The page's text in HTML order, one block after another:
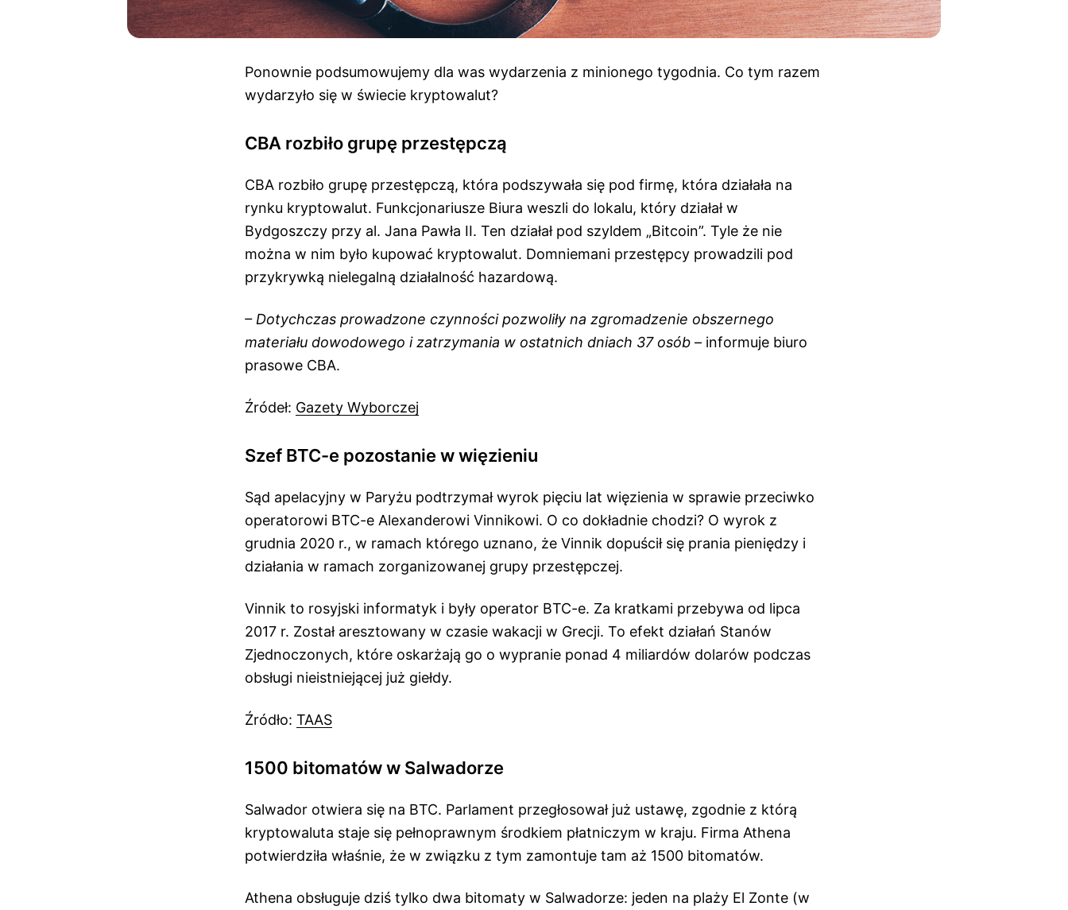
Ponownie podsumowujemy dla was wydarzenia z minionego tygodnia. Co tym razem
wydarzyło się w świecie kryptowalut?
CBA rozbiło grupę przestępczą
CBA rozbiło grupę przestępczą, która podszywała się pod firmę, która działała na
rynku kryptowalut. Funkcjonariusze Biura weszli do lokalu, który działał w
Bydgoszczy przy al. Jana Pawła II. Ten działał pod szyldem „Bitcoin”. Tyle że nie
można w nim było kupować kryptowalut. Domniemani przestępcy prowadzili pod
przykrywką nielegalną działalność hazardową.
– Dotychczas prowadzone czynności pozwoliły na zgromadzenie obszernego
materiału dowodowego i zatrzymania w ostatnich dniach 37 osób – informuje biuro
prasowe CBA.
Źródeł: Gazety Wyborczej
Szef BTC-e pozostanie w więzieniu
Sąd apelacyjny w Paryżu podtrzymał wyrok pięciu lat więzienia w sprawie przeciwko
operatorowi BTC-e Alexanderowi Vinnikowi. O co dokładnie chodzi? O wyrok z
grudnia 2020 r., w ramach którego uznano, że Vinnik dopuścił się prania pieniędzy i
działania w ramach zorganizowanej grupy przestępczej.
Vinnik to rosyjski informatyk i były operator BTC-e. Za kratkami przebywa od lipca
2017 r. Został aresztowany w czasie wakacji w Grecji. To efekt działań Stanów
Zjednoczonych, które oskarżają go o wypranie ponad 4 miliardów dolarów podczas
obsługi nieistniejącej już giełdy.
Źródło: TAAS
1500 bitomatów w Salwadorze
Salwador otwiera się na BTC. Parlament przegłosował już ustawę, zgodnie z którą
kryptowaluta staje się pełnoprawnym środkiem płatniczym w kraju. Firma Athena
potwierdziła właśnie, że w związku z tym zamontuje tam aż 1500 bitomatów.
Athena obsługuje dziś tylko dwa bitomaty w Salwadorze: jeden na plaży El Zonte (w